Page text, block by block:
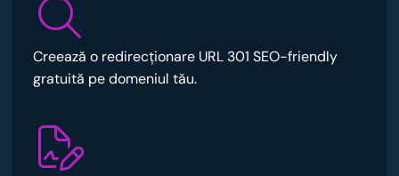
Creează o redirecționare URL 301 SEO-friendly
gratuită pe domeniul tău.